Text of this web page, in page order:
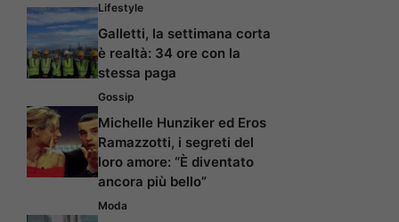
Lifestyle
Galletti, la settimana corta
è realtà: 34 ore con la
stessa paga
Gossip
Michelle Hunziker ed Eros
Ramazzotti, i segreti del
loro amore: “È diventato
ancora più bello”
Moda